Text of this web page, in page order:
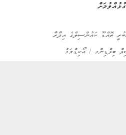
ގުޅުއްވުމަށް
ތޮއްޑޫ ކައުންސިލްގެ އިދާރާ
ބިލްޑިންގ / އޯކިޑްމަގު